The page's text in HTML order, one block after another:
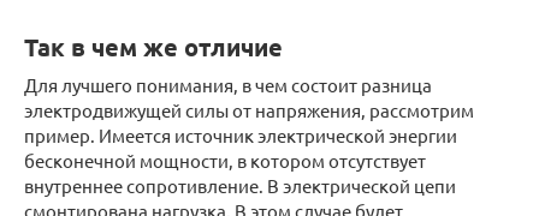
Так в чем же отличие
Для лучшего понимания, в чем состоит разница
электродвижущей силы от напряжения, рассмотрим
пример. Имеется источник электрической энергии
бесконечной мощности, в котором отсутствует
внутреннее сопротивление. В электрической цепи
смонтирована нагрузка. В этом случае будет